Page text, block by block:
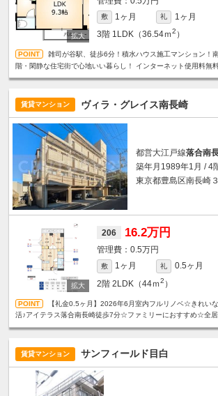
敷 1ヶ月 礼
1ヶ月
3階 1LDK（36.54ｍ2 ）
雑司が谷駅、徒歩6分！積水ハウス施工マンション！
階・閑静な住宅街で心地いい暮らし！ インターネット使用料無
賃貸マンション ヴィラ・グレイス南長崎
都営大江戸線落合南
築年月1989年1月 / 4
東京都豊島区南長崎
206 16.2万円
0.5万円
敷 1ヶ月 礼
0.5ヶ月
2階 2LDK（44ｍ2 ）
【礼金0.5ヶ月】2026年6月室内フルリノベ☆きれい
活♪アイテラス落合南長崎徒歩7分☆ファミリーにおすすめ☆全
賃貸マンション サンフィールド目白